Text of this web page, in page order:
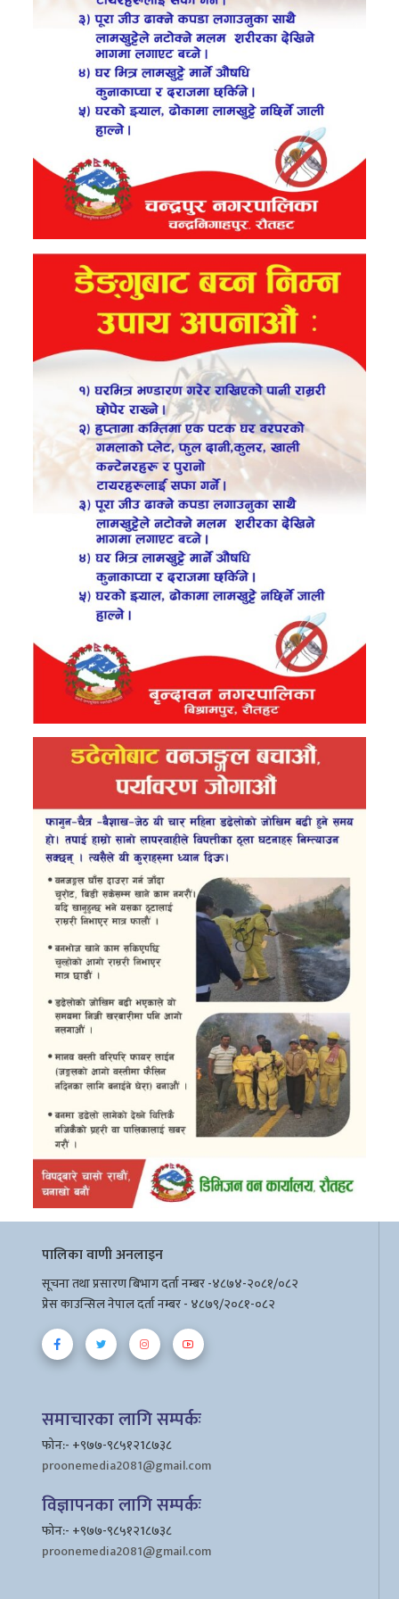
पालिका वाणी अनलाइन
सूचना तथा प्रसारण बिभाग दर्ता नम्बर -४८७४-२०८१/०८२
प्रेस काउन्सिल नेपाल दर्ता नम्बर - ४८७९/२०८१-०८२
समाचारका लागि सम्पर्कः
फोन:- +९७७-९८५१२1८७३८
proonemedia2081@gmail.com
विज्ञापनका लागि सम्पर्कः
फोन:- +९७७-९८५१२1८७३८
proonemedia2081@gmail.com